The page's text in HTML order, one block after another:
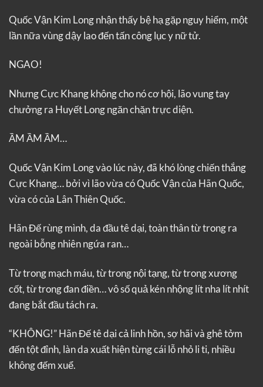
Quốc Vận Kim Long nhận thấy bệ hạ gặp nguy hiểm, một
lần nữa vùng dậy lao đến tấn công lục y nữ tử.
NGAO!
Nhưng Cực Khang không cho nó cơ hội, lão vung tay
chưởng ra Huyết Long ngăn chặn trực diện.
ẦM ẦM ẦM…
Quốc Vận Kim Long vào lúc này, đã khó lòng chiến thắng
Cực Khang… bởi vì lão vừa có Quốc Vận của Hãn Quốc,
vừa có của Lân Thiên Quốc.
Hãn Đế rùng mình, da đầu tê dại, toàn thân từ trong ra
ngoài bỗng nhiên ngứa ran…
Từ trong mạch máu, từ trong nội tạng, từ trong xương
cốt, từ trong đan điền… vô số quả kén nhộng lít nha lít nhít
đang bắt đầu tách ra.
“KHÔNG!” Hãn Đế tê dại cả linh hồn, sợ hãi và ghê tởm
đến tột đỉnh, làn da xuất hiện từng cái lỗ nhỏ li ti, nhiều
không đếm xuể.